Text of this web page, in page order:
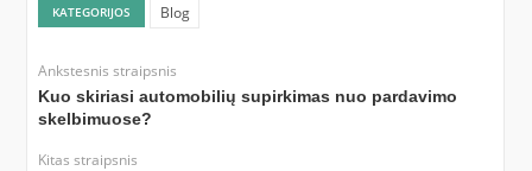
KATEGORIJOS Blog
Ankstesnis straipsnis
Kuo skiriasi automobilių supirkimas nuo pardavimo
skelbimuose?
Kitas straipsnis